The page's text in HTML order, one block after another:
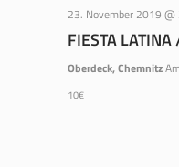
23. November 2019
FIESTA LATINA
Oberdeck, Chemnitz
10€